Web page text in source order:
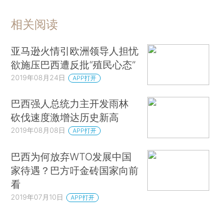
相关阅读
亚马逊火情引欧洲领导人担忧
欲施压巴西遭反批“殖民心态”
2019年08月24日 APP打开
巴西强人总统力主开发雨林
砍伐速度激增达历史新高
2019年08月08日 APP打开
巴西为何放弃WTO发展中国
家待遇？巴方吁金砖国家向前
看
2019年07月10日 APP打开